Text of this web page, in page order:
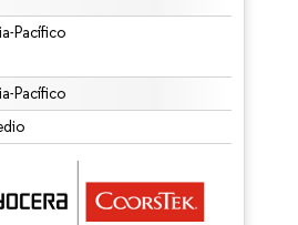
Pacífico
Pacífico
atribución según CC BY 4.0.